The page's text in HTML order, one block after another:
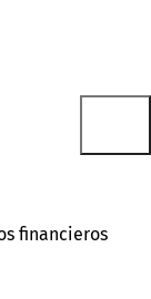
financieros